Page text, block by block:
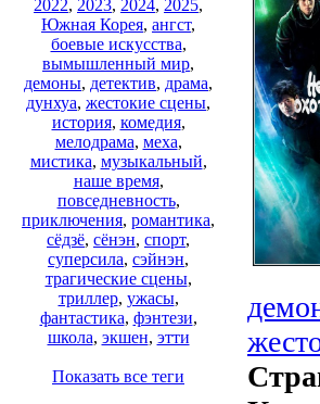
2022, 2023, 2024, 2025,
Южная Корея, ангст,
боевые искусства,
вымышленный мир,
демоны, детектив, драма,
дунхуа, жестокие сцены,
история, комедия,
мелодрама, меха,
мистика, музыкальный,
наше время,
повседневность,
приключения, романтика,
сёдзё, сёнэн, спорт,
суперсила, сэйнэн,
трагические сцены,
триллер, ужасы,
фантастика, фэнтези,
школа, экшен, этти
Показать все теги